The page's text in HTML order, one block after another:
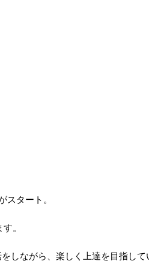
スタート。
。
しながら、楽しく上達を目指して